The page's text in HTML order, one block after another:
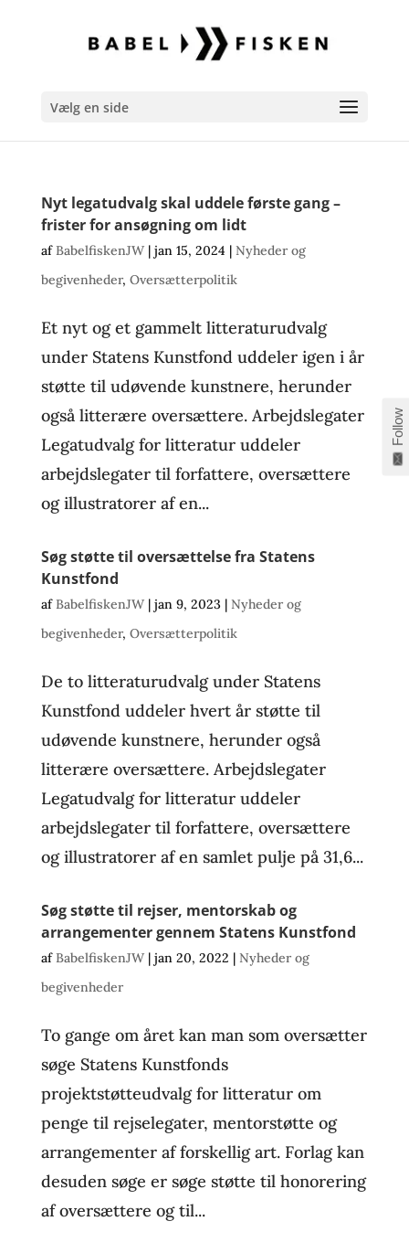
Vælg en side
Nyt legatudvalg skal uddele første gang –
frister for ansøgning om lidt
afBabelfiskenJW| jan 15, 2024 | Nyheder og
begivenheder, Oversætterpolitik
Et nyt og et gammelt litteraturudvalg
under Statens Kunstfond uddeler igen i år
støtte til udøvende kunstnere, herunder
også litterære oversættere. Arbejdslegater
Legatudvalg for litteratur uddeler
arbejdslegater til forfattere, oversættere
og illustratorer af en...
Søg støtte til oversættelse fra Statens
Kunstfond
afBabelfiskenJW| jan 9, 2023| Nyheder og
begivenheder, Oversætterpolitik
De to litteraturudvalg under Statens
Kunstfond uddeler hvert år støtte til
udøvende kunstnere, herunder også
litterære oversættere. Arbejdslegater
Legatudvalg for litteratur uddeler
arbejdslegater til forfattere, oversættere
og illustratorer af en samlet pulje på 31,6...
Søg støtte til rejser, mentorskab og
arrangementer gennem Statens Kunstfond
afBabelfiskenJW| jan 20, 2022 | Nyheder og
begivenheder
To gange om året kan man som oversætter
søge Statens Kunstfonds
projektstøtteudvalg for litteratur om
penge til rejselegater, mentorstøtte og
arrangementer af forskellig art. Forlag kan
desuden søge er søge støtte til honorering
af oversættere og til...
Follow